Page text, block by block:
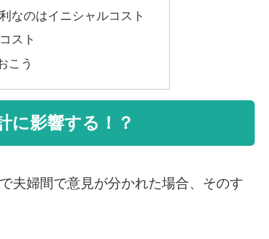
なのはイニシャルコスト
スト
こう
に影響する！？
夫婦間で意見が分かれた場合、そのす